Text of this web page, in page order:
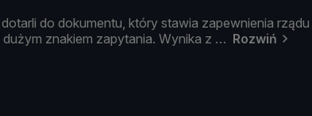
dotarli do dokumentu, który stawia zapewnienia rządu
dużym znakiem zapytania. Wynika z Rozwiń